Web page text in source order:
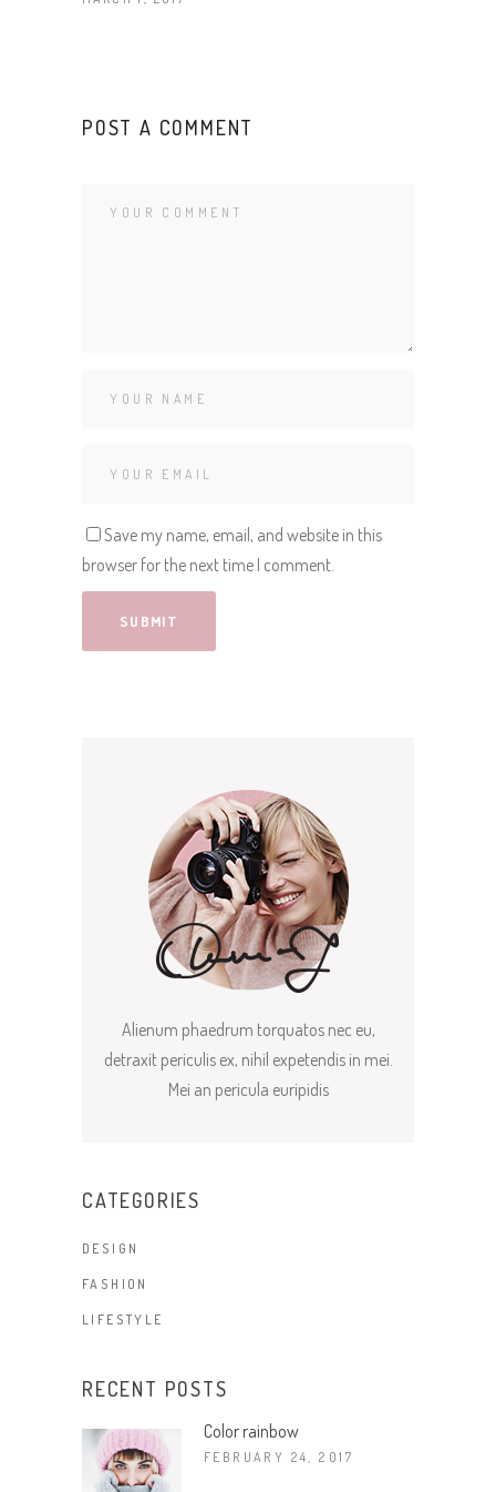
POST A COMMENT
Save my name, email, and website in this
browser for the next time I comment.
Alienum phaedrum torquatos nec eu,
detraxit periculis ex, nihil expetendis in mei.
Mei an pericula euripidis
CATEGORIES
DESIGN
FASHION
LIFESTYLE
RECENT POSTS
Color rainbow
FEBRUARY 24, 2017